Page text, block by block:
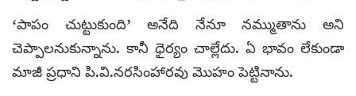
‘పాపం చుట్టుకుంది’ అనేది నేనూ నమ్ముతాను అని
చెప్పాలనుకున్నాను. కానీ ధైర్యం చాల్లేదు. ఏ భావం లేకుండా
మాజీ ప్రధాని పి.వి.నరసింహారవు మొహం పెట్టినాను.